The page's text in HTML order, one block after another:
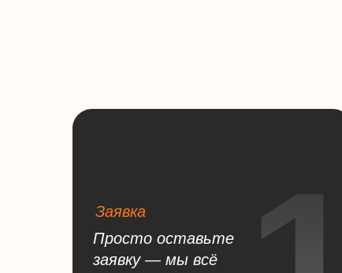
Заявка
Просто оставьте
заявку — мы всё